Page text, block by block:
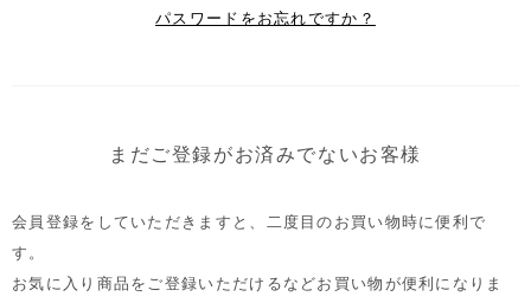
パスワードをお忘れですか？
まだご登録がお済みでないお客様
会員登録をしていただきますと、二度目のお買い物時に便利で
す。
お気に入り商品をご登録いただけるなどお買い物が便利になりま